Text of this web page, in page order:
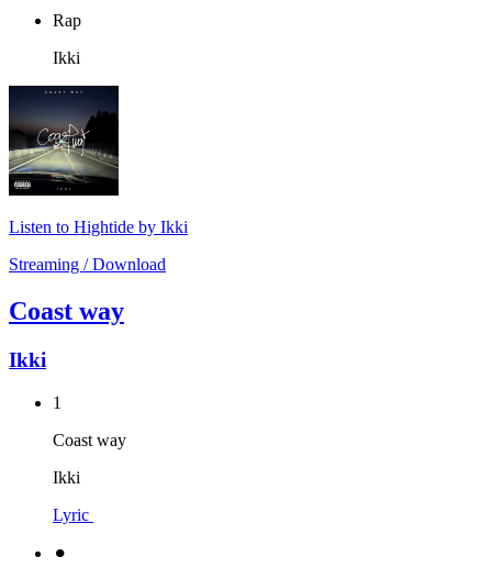
Rap
Ikki
Listen to Hightide by Ikki
Streaming / Download
Coast way
Ikki
1
Coast way
Ikki
Lyric
⚫︎